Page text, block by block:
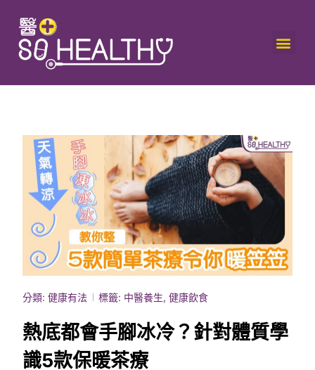
分類: 健康有法 標籤: 中醫養生,健康飲食
熱底都會手腳冰冷？針對體質學
識5款保暖茶療